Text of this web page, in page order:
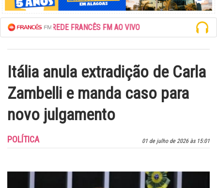
ESCUTE A REDE FRANCÊS FM AO VIVO
Itália anula extradição de Carla
Zambelli e manda caso para
novo julgamento
01 de julho de 2026 às 15:01
POLÍTICA